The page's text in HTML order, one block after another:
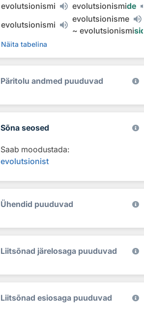
evolutsionismi
evolutsionismide
evolutsionismi
evolutsionisme
~ evolutsionismisid
Näita tabelina
Päritolu andmed puuduvad
Sõna seosed
Saab moodustada:
evolutsionist
Ühendid puuduvad
Liitsõnad järelosaga puuduvad
Liitsõnad esiosaga puuduvad